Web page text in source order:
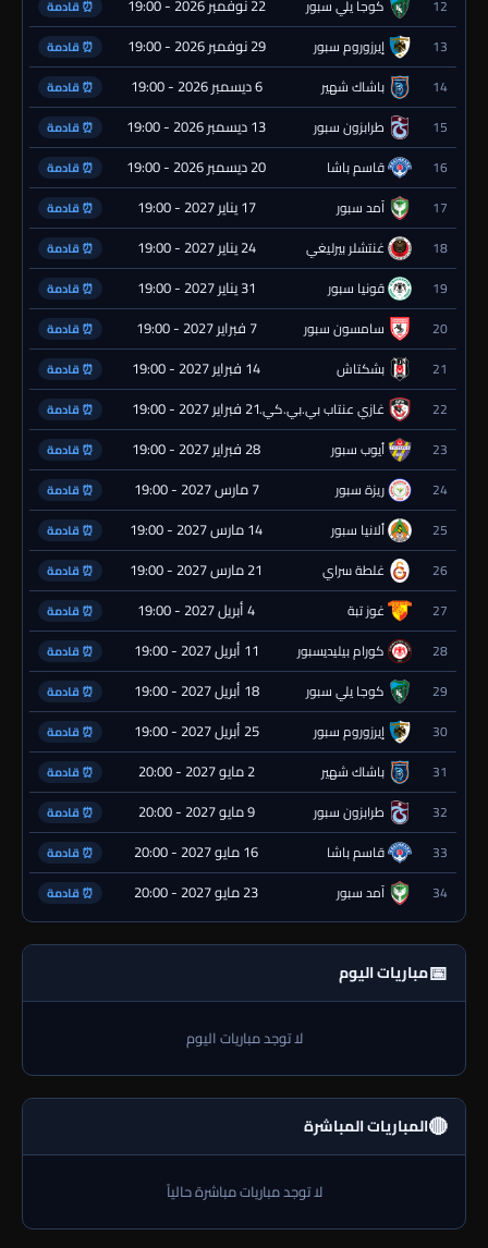
12 كوجا يلي سبور ⏰ قادمة
13 إيرزوروم سبور 29 نوفمبر 2026 - 19:00 ⏰ قادمة
14 باشاك شهير 6 ديسمبر 2026 - 19:00 ⏰ قادمة
15 طرابزون سبور 13 ديسمبر 2026 - 19:00 ⏰ قادمة
16 قاسم باشا 20 ديسمبر 2026 - 19:00 ⏰ قادمة
17 آمد سبور 17 يناير 2027 - 19:00 ⏰ قادمة
18 غنتشلر بيرليغي 24 يناير 2027 - 19:00 ⏰ قادمة
19 قونيا سبور 31 يناير 2027 - 19:00 ⏰ قادمة
20 سامسون سبور 7 فبراير 2027 - 19:00 ⏰ قادمة
21 بشكتاش 14 فبراير 2027 - 19:00 ⏰ قادمة
22 غازي عنتاب بي.بي.كي.21 فبراير 2027 - 19:00 ⏰ قادمة
23 أيوب سبور 28 فبراير 2027 - 19:00 ⏰ قادمة
24 ريزة سبور 7 مارس 2027 - 19:00 ⏰ قادمة
25 ألانيا سبور 14 مارس 2027 - 19:00 ⏰ قادمة
26 غلطة سراي 21 مارس 2027 - 19:00 ⏰ قادمة
27 غوز تبة 4 أبريل 2027 - 19:00 ⏰ قادمة
28 كورام بيليديسبور 11 أبريل 2027 - 19:00 ⏰ قادمة
29 كوجا يلي سبور 18 أبريل 2027 - 19:00 ⏰ قادمة
30 إيرزوروم سبور 25 أبريل 2027 - 19:00 ⏰ قادمة
31 باشاك شهير 2 مايو 2027 - 20:00 ⏰ قادمة
32 طرابزون سبور 9 مايو 2027 - 20:00 ⏰ قادمة
33 قاسم باشا 16 مايو 2027 - 20:00 ⏰ قادمة
34 آمد سبور 23 مايو 2027 - 20:00 ⏰ قادمة
📅مباريات اليوم
لا توجد مباريات اليوم
🔴المباريات المباشرة
لا توجد مباريات مباشرة حالياً